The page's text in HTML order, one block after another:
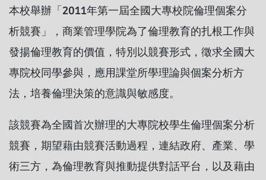
本校舉辦「2011年第一屆全國大專校院倫理個案分
析競賽」，商業管理學院為了倫理教育的扎根工作與
發揚倫理教育的價值，特別以競賽形式，徵求全國大
專院校同學參與，應用課堂所學理論與個案分析方
法，培養倫理決策的意識與敏感度。
該競賽為全國首次辦理的大專院校學生倫理個案分析
競賽，期望藉由競賽活動過程，連結政府、產業、學
術三方，為倫理教育與推動提供對話平台，以及藉由